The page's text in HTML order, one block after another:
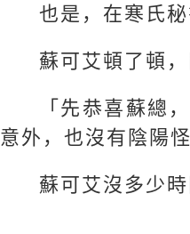
也是，在寒氏
蘇可艾頓了頓
「先恭喜蘇總
意外，也沒有陰陽
蘇可艾沒多少